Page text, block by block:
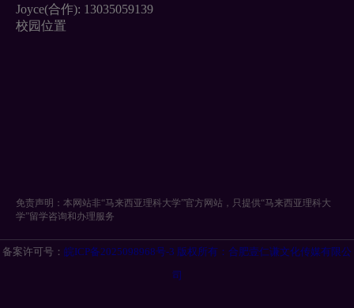
Joyce(合作): 13035059139
校园位置
免责声明：本网站非“马来西亚理科大学”官方网站，只提供“马来西亚理科大
学”留学咨询和办理服务
备案许可号： 皖ICP备2025098968号-3 版权所有：合肥壹仁谦文化传媒有限公
司